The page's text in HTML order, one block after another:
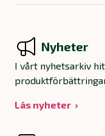
Nyheter
I vårt nyhetsarkiv
Läs nyheter